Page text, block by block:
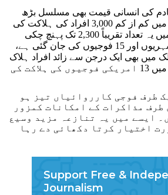
کی انسانی قیمت بھی مسلسل بڑھ
رہی ہے۔ اب تک ایران میں کم از کم 3,000 افراد کی ہلاکت کی
اطلاع ہے، جبکہ لبنان میں یہ تعداد تقریباً 2,300 تک پہنچ چکی
ہے۔ اسرائیل میں 23 شہریوں اور 15 فوجیوں کی جان گئی ہے،
میں بھی ایک درجن سے زائد افراد ہلاک
ہوئے ہیں۔ اس تنازعہ میں 13 امریکی فوجیوں کی ہلاکت کی
طرف فوجی کارروائیاں تیز ہو
طرف مذاکرات کے امکانات کمزور
ایسے میں یہ تنازعہ مزید وسیع
اختیار کرتا دکھائی دے رہا
Support Free &
Journalism